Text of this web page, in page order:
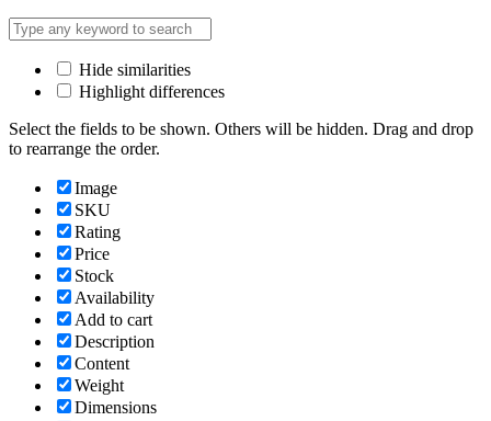
Hide similarities
Highlight differences
Select the fields to be shown. Others will be hidden. Drag and drop
to rearrange the order.
Image
SKU
Rating
Price
Stock
Availability
Add to cart
Description
Content
Weight
Dimensions